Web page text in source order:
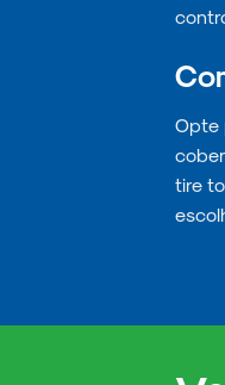
Opte
tire